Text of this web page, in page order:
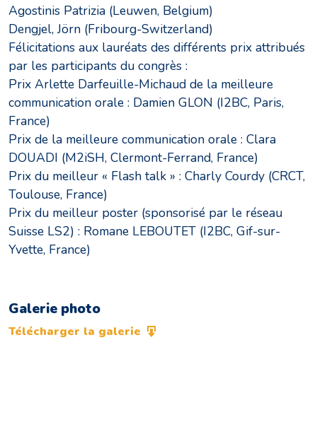
Agostinis Patrizia (Leuwen, Belgium)
Dengjel, Jörn (Fribourg-Switzerland)
Félicitations aux lauréats des différents prix attribués
par les participants du congrès :
Prix Arlette Darfeuille-Michaud de la meilleure
communication orale : Damien GLON (I2BC, Paris,
France)
Prix de la meilleure communication orale : Clara
DOUADI (M2iSH, Clermont-Ferrand, France)
Prix du meilleur « Flash talk » : Charly Courdy (CRCT,
Toulouse, France)
Prix du meilleur poster (sponsorisé par le réseau
Suisse LS2) : Romane LEBOUTET (I2BC, Gif-sur-
Yvette, France)
Galerie photo
Télécharger la galerie